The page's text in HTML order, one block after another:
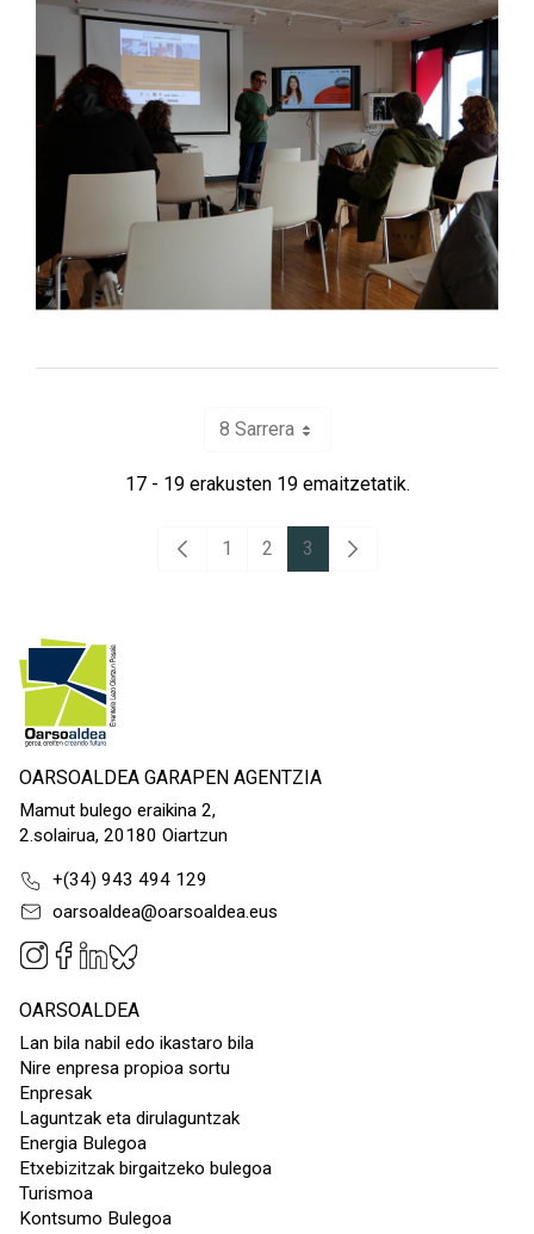
8 SarreraPer Page
17 - 19 erakusten 19 emaitzetatik.
Aurreko orria
Orrialdea
1 Orrialdea
2 Orrialdea
3 Hurrengo orrialdea
OARSOALDEA GARAPEN AGENTZIA
Mamut bulego eraikina 2,
2.solairua, 20180 Oiartzun
+(34) 943 494 129
oarsoaldea@oarsoaldea.eus
OARSOALDEA
Lan bila nabil edo ikastaro bila
Nire enpresa propioa sortu
Enpresak
Laguntzak eta dirulaguntzak
Energia Bulegoa
Etxebizitzak birgaitzeko bulegoa
Turismoa
Kontsumo Bulegoa